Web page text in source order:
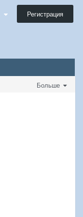
Регистрация
Больше